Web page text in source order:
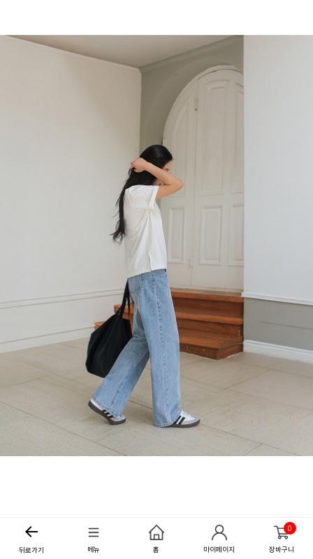
뒤로가기 메뉴 홈 마이페이지
0
장바구니